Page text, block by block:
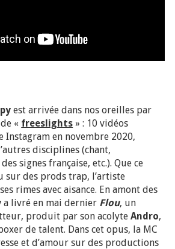
est arrivée dans nos oreilles par
« freeslights » : 10 vidéos
Instagram en novembre 2020,
disciplines (chant,
signes française, etc.). Que ce
sur des prods trap, l’artiste
rimes avec aisance. En amont des
a livré en mai dernier Flou, un
produit par son acolyteAndro,
de talent. Dans cet opus, la MC
et d’amour sur des productions